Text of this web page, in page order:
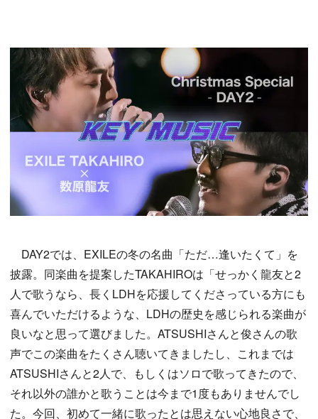
DAY2では、EXILEの冬の名曲「ただ…逢いたくて」を
披露。同楽曲を提案したTAKAHIROは「せっかく龍友と2
人で歌うなら、長くLDHを応援してくださっている方にも
喜んでいただけるような、LDHの歴史を感じられる楽曲が
良いなと思って選びました。ATSUSHIさんと俊さんの歌
声でこの楽曲をたくさん聴いてきましたし、これまでは
ATSUSHIさんと2人で、もしくはソロで歌ってきたので、
それ以外の誰かと歌うことは今まで1度もありませんでし
た。今回、初めて一緒に歌ったとは思えない心地良さで、